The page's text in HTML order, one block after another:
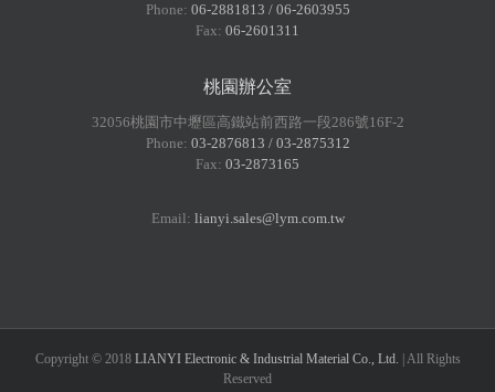
Phone: 06-2881813 / 06-2603955
Fax: 06-2601311
桃園辦公室
32056桃園市中壢區高鐵站前西路一段286號16F-2
Phone: 03-2876813 / 03-2875312
Fax: 03-2873165
Email: lianyi.sales@lym.com.tw
Copyright © 2018 LIANYI Electronic & Industrial Material Co., Ltd. | All Rights
Reserved